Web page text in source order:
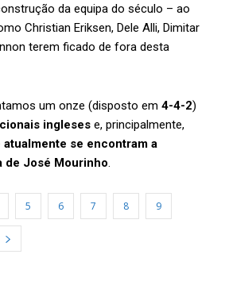
da equipa do século – ao
Christian Eriksen, Dele Alli, Dimitar
terem ficado de fora desta
um onze (disposto em 4-4-2)
ingleses e, principalmente,
atualmente se encontram a
de José Mourinho.
5 6 7 8 9